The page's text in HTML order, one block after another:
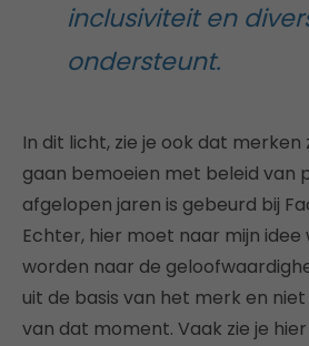
inclusiviteit en
ondersteunt.
In dit licht, zie je ook dat
gaan bemoeien met beleid van
afgelopen jaren is gebeurd bij
Echter, hier moet naar mijn idee
worden naar de
uit de basis van het merk en
van dat moment. Vaak zie je